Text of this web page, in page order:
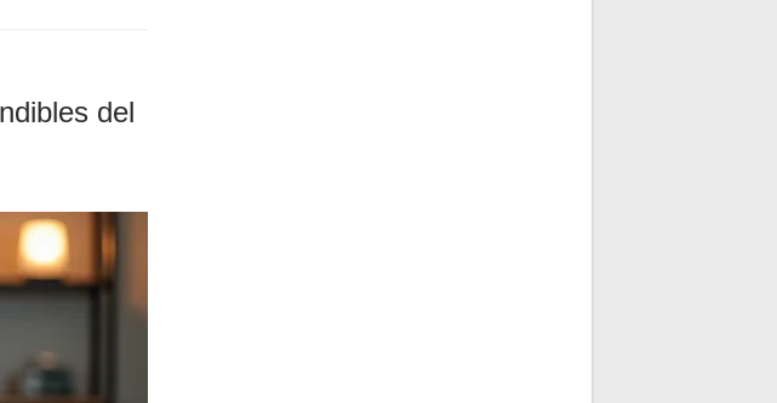
del